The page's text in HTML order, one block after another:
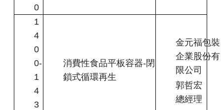
0
1
4
0
0-
1
4
3
消費性食品平板容器-閉
鎖式循環再生
金元福包裝
企業股份有
限公司
郭哲宏
總經理